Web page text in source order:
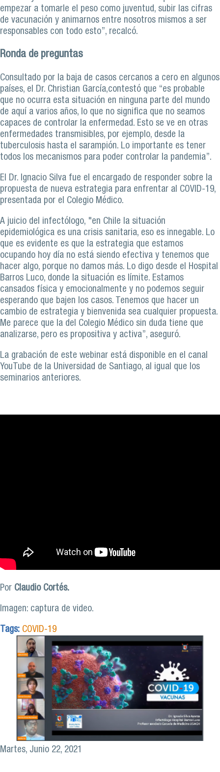
empezar a tomarle el peso como juventud, subir las cifras
de vacunación y animarnos entre nosotros mismos a ser
responsables con todo esto”, recalcó.
Ronda de preguntas
Consultado por la baja de casos cercanos a cero en algunos
países, el Dr. Christian García,contestó que “es probable
que no ocurra esta situación en ninguna parte del mundo
de aquí a varios años, lo que no significa que no seamos
capaces de controlar la enfermedad. Esto se ve en otras
enfermedades transmisibles, por ejemplo, desde la
tuberculosis hasta el sarampión. Lo importante es tener
todos los mecanismos para poder controlar la pandemia”.
El Dr. Ignacio Silva fue el encargado de responder sobre la
propuesta de nueva estrategia para enfrentar al COVID-19,
presentada por el Colegio Médico.
A juicio del infectólogo, "en Chile la situación
epidemiológica es una crisis sanitaria, eso es innegable. Lo
que es evidente es que la estrategia que estamos
ocupando hoy día no está siendo efectiva y tenemos que
hacer algo, porque no damos más. Lo digo desde el Hospital
Barros Luco, donde la situación es límite. Estamos
cansados física y emocionalmente y no podemos seguir
esperando que bajen los casos. Tenemos que hacer un
cambio de estrategia y bienvenida sea cualquier propuesta.
Me parece que la del Colegio Médico sin duda tiene que
analizarse, pero es propositiva y activa”, aseguró.
La grabación de este webinar está disponible en el canal
YouTube de la Universidad de Santiago, al igual que los
seminarios anteriores.
Por Claudio Cortés.
Imagen: captura de video.
Tags: COVID-19
Martes, Junio 22, 2021